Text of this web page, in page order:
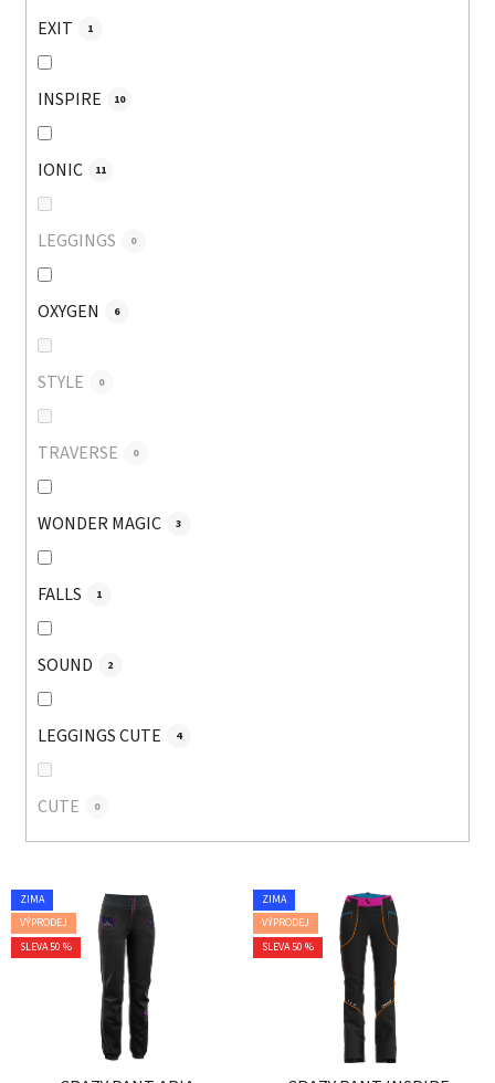
EXIT 1
INSPIRE 10
IONIC 11
LEGGINGS 0
OXYGEN 6
STYLE 0
TRAVERSE 0
WONDER MAGIC 3
FALLS 1
SOUND 2
LEGGINGS CUTE 4
CUTE 0
V
ý
p
ZIMA
VÝPRODEJ
SLEVA 50 %
ZIMA
VÝPRODEJ
SLEVA 50 %